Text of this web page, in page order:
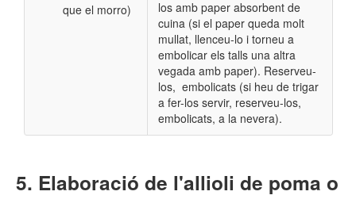
que el morro)
los amb paper absorbent de
cuina (si el paper queda molt
mullat, llenceu-lo i torneu a
embolicar els talls una altra
vegada amb paper). Reserveu-
los, embolicats (si heu de trigar
a fer-los servir, reserveu-los,
embolicats, a la nevera).
Elaboració de l'allioli de poma o